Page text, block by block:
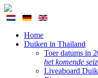
Home
Duiken in Thailand
Toer datums in
het komende
Liveaboard